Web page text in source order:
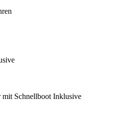
Schnellboot Inklusive